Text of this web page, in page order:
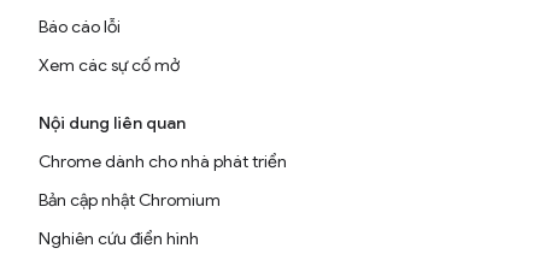
Báo cáo lỗi
Xem các sự cố mở
Nội dung liên quan
Chrome dành cho nhà phát triển
Bản cập nhật Chromium
Nghiên cứu điển hình